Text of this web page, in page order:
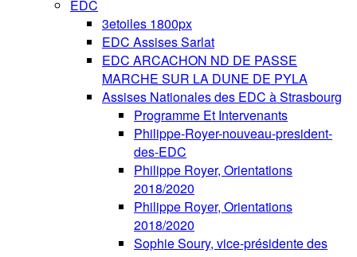
EDC
3etoiles 1800px
EDC Assises Sarlat
EDC ARCACHON ND DE PASSE
MARCHE SUR LA DUNE DE PYLA
Assises Nationales des EDC à Strasbourg
Programme Et Intervenants
Philippe-Royer-nouveau-president-
des-EDC
Philippe Royer, Orientations
2018/2020
Philippe Royer, Orientations
2018/2020
Sophie Soury, vice-présidente des